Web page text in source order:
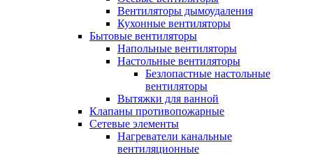
Вентиляторы дымоудаления
Кухонные вентиляторы
Бытовые вентиляторы
Напольные вентиляторы
Настольные вентиляторы
Безлопастные настольные
вентиляторы
Вытяжки для ванной
Клапаны противопожарные
Сетевые элементы
Нагреватели канальные
вентиляционные